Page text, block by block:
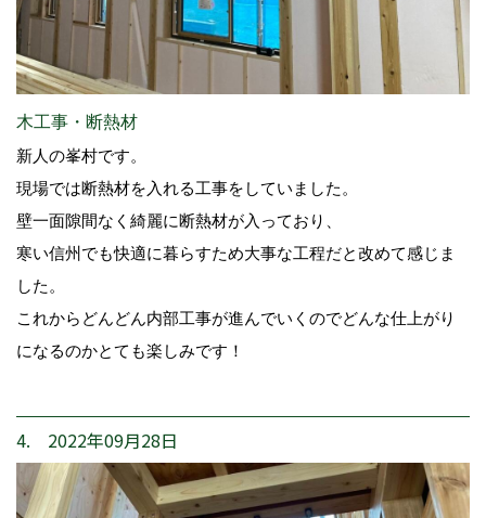
木工事・断熱材
新人の峯村です。
現場では断熱材を入れる工事をしていました。
壁一面隙間なく綺麗に断熱材が入っており、
寒い信州でも快適に暮らすため大事な工程だと改めて感じま
した。
これからどんどん内部工事が進んでいくのでどんな仕上がり
になるのかとても楽しみです！
4. 2022年09月28日